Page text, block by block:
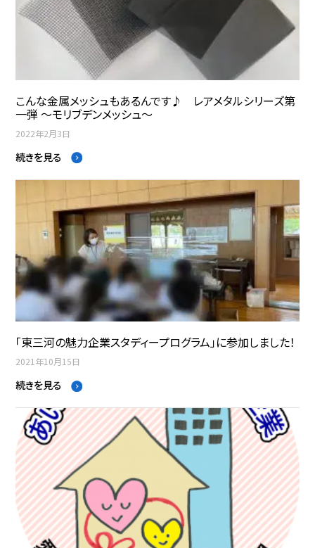
こんな金属メッシュもあるんです♪ レアメタルシリーズ第
一弾 ～モリブデンメッシュ～
2022年2月3日
続きを見る
「東三河の魅力企業スタディープログラム」に参加しました！
2021年10月15日
続きを見る